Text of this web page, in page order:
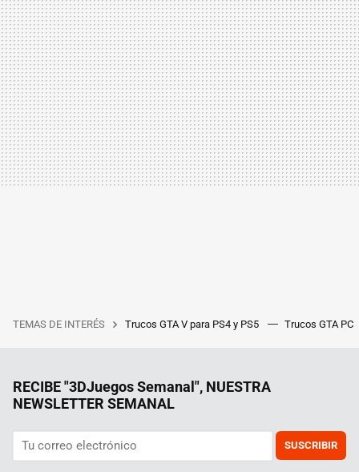
TEMAS DE INTERÉS Trucos GTA V para PS4 y PS5 Trucos GTA PC
RECIBE "3DJuegos Semanal", NUESTRA
NEWSLETTER SEMANAL
SUSCRIBIR